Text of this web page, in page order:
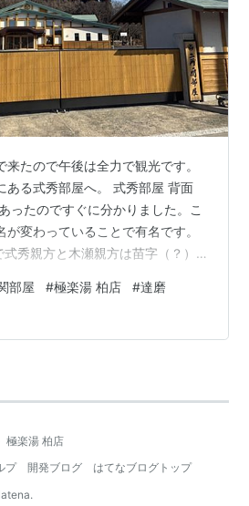
たので午後は全力で観光です。
ある式秀部屋へ。 式秀部屋 背面
ったのですぐに分かりました。こ
変わっていることで有名です。
秀親方と木瀬親方は苗字（？）で
知った時は衝撃でした…。式守と
ることから、それと区別するた
ずつを取っているそうです。 続い
取 白熊の在籍するお部屋です。め
部屋 #極楽湯 柏店 #達磨
極楽湯 柏店
プ 開発ブログ
はてなブログトップ